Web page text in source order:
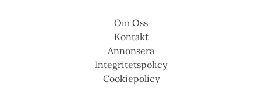
Om Oss
Kontakt
Annonsera
Integritetspolicy
Cookiepolicy